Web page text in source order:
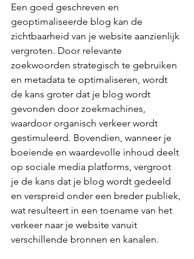
Een goed geschreven en
geoptimaliseerde blog kan de
zichtbaarheid van je website aanzienlijk
vergroten. Door relevante
zoekwoorden strategisch te gebruiken
en metadata te optimaliseren, wordt
de kans groter dat je blog wordt
gevonden door zoekmachines,
waardoor organisch verkeer wordt
gestimuleerd. Bovendien, wanneer je
boeiende en waardevolle inhoud deelt
op sociale media platforms, vergroot
je de kans dat je blog wordt gedeeld
en verspreid onder een breder publiek,
wat resulteert in een toename van het
verkeer naar je website vanuit
verschillende bronnen en kanalen.